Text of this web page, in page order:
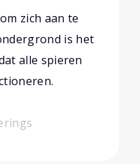
zich aan te
is het
alle spieren